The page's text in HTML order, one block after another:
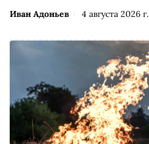
Иван Адоньев 4 августа 2026 г.